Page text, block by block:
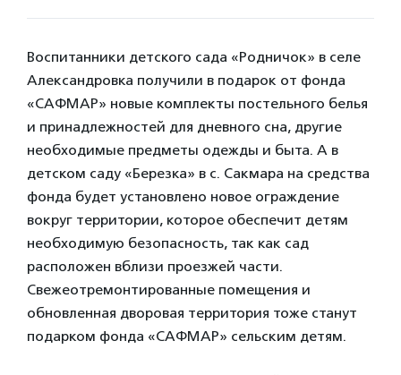
Воспитанники детского сада «Родничок» в селе
Александровка получили в подарок от фонда
«САФМАР» новые комплекты постельного белья
и принадлежностей для дневного сна, другие
необходимые предметы одежды и быта. А в
детском саду «Березка» в с. Сакмара на средства
фонда будет установлено новое ограждение
вокруг территории, которое обеспечит детям
необходимую безопасность, так как сад
расположен вблизи проезжей части.
Свежеотремонтированные помещения и
обновленная дворовая территория тоже станут
подарком фонда «САФМАР» сельским детям.